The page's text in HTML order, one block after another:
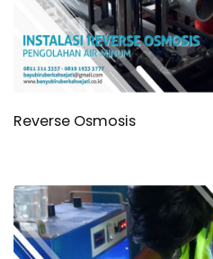
Reverse Osmosis